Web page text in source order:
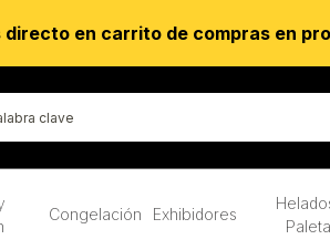
Congelación Exhibidores
directo en carrito de compras en